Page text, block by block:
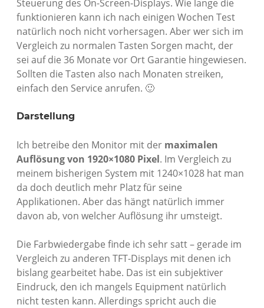
Steuerung des On-Screen-Displays. Wie lange die
funktionieren kann ich nach einigen Wochen Test
natürlich noch nicht vorhersagen. Aber wer sich im
Vergleich zu normalen Tasten Sorgen macht, der
sei auf die 36 Monate vor Ort Garantie hingewiesen.
Sollten die Tasten also nach Monaten streiken,
einfach den Service anrufen. 🙂
Darstellung
Ich betreibe den Monitor mit der maximalen
Auflösung von 1920×1080 Pixel. Im Vergleich zu
meinem bisherigen System mit 1240×1028 hat man
da doch deutlich mehr Platz für seine
Applikationen. Aber das hängt natürlich immer
davon ab, von welcher Auflösung ihr umsteigt.
Die Farbwiedergabe finde ich sehr satt – gerade im
Vergleich zu anderen TFT-Displays mit denen ich
bislang gearbeitet habe. Das ist ein subjektiver
Eindruck, den ich mangels Equipment natürlich
nicht testen kann. Allerdings spricht auch die